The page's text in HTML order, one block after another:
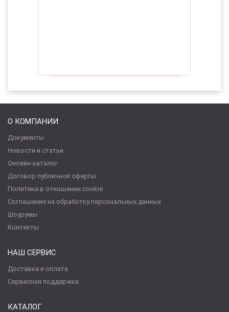
О КОМПАНИИ
Документы
Новости и статьи
Онлайн-каталог
Договор публичной оферты
Политика в отношении cookie
Соглашение на обработку персональных данных
Шоурумы
Контакты
НАШ СЕРВИС
Доставка и оплата
Сервисная поддержка
КАТАЛОГ